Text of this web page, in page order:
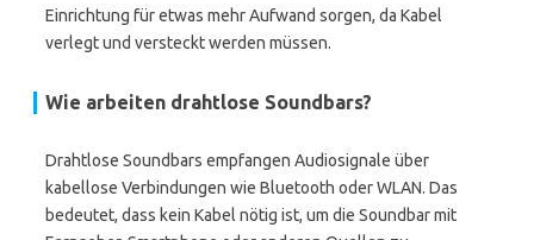
Einrichtung für etwas mehr Aufwand sorgen, da Kabel
verlegt und versteckt werden müssen.
Wie arbeiten drahtlose Soundbars?
Drahtlose Soundbars empfangen Audiosignale über
kabellose Verbindungen wie Bluetooth oder WLAN. Das
bedeutet, dass kein Kabel nötig ist, um die Soundbar mit